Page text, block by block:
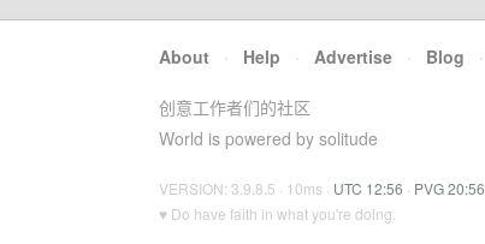
About · Help · Advertise · Blog ·
创意工作者们的社区
World is powered by solitude
VERSION: 3.9.8.5 · 10ms · UTC 12:56 · PVG 20:56
♥ Do have faith in what you're doing.